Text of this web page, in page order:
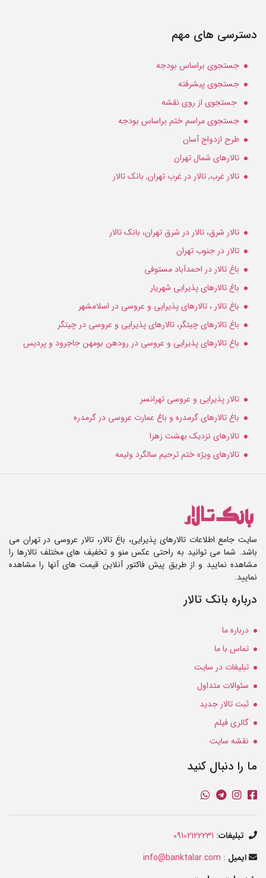
دسترسی های مهم
جستجوی براساس بودجه
جستجوی پیشرفته
جستجوی از روی نقشه
جستجوی مراسم ختم براساس بودجه
طرح ازدواج آسان
تالارهای شمال تهران
تالار غرب, تالار در غرب تهران, بانک تالار
تالار شرق، تالار در شرق تهران، بانک تالار
تالار در جنوب تهران
باغ تالار در احمدآباد مستوفی
باغ تالارهای پذیرایی شهریار
باغ تالار ، تالارهای پذیرایی و عروسی در اسلامشهر
باغ تالارهای چیتگر، تالارهای پذیرایی و عروسی در چیتگر
باغ تالارهای پذیرایی و عروسی در رودهن بومهن جاجرود و پردیس
تالار پذیرایی و عروسی تهرانسر
باغ تالارهای گرمدره و باغ عمارت عروسی در گرمدره
تالارهای نزدیک بهشت زهرا
تالارهای ویژه ختم ترحیم سالگرد ولیمه
سایت جامع اطلاعات تالارهای پذیرایی، باغ تالار، تالار عروسی در تهران می
باشد. شما می توانید به راحتی عکس منو و تخفیف های مختلف تالارها را
مشاهده نمایید و از طریق پیش فاکتور آنلاین قیمت های آنها را مشاهده
نمایید.
درباره بانک تالار
درباره ما
تماس با ما
تبلیغات در سایت
سئوالات متداول
ثبت تالار جدید
گالری فیلم
نقشه سایت
ما را دنبال کنید
تبلیغات:
09102122231
ایمیل :
info@banktalar.com